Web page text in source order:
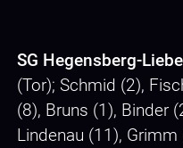
SG Hegensberg-
(Tor); Schmid (2),
(8), Bruns (1), Binder
Lindenau (11),